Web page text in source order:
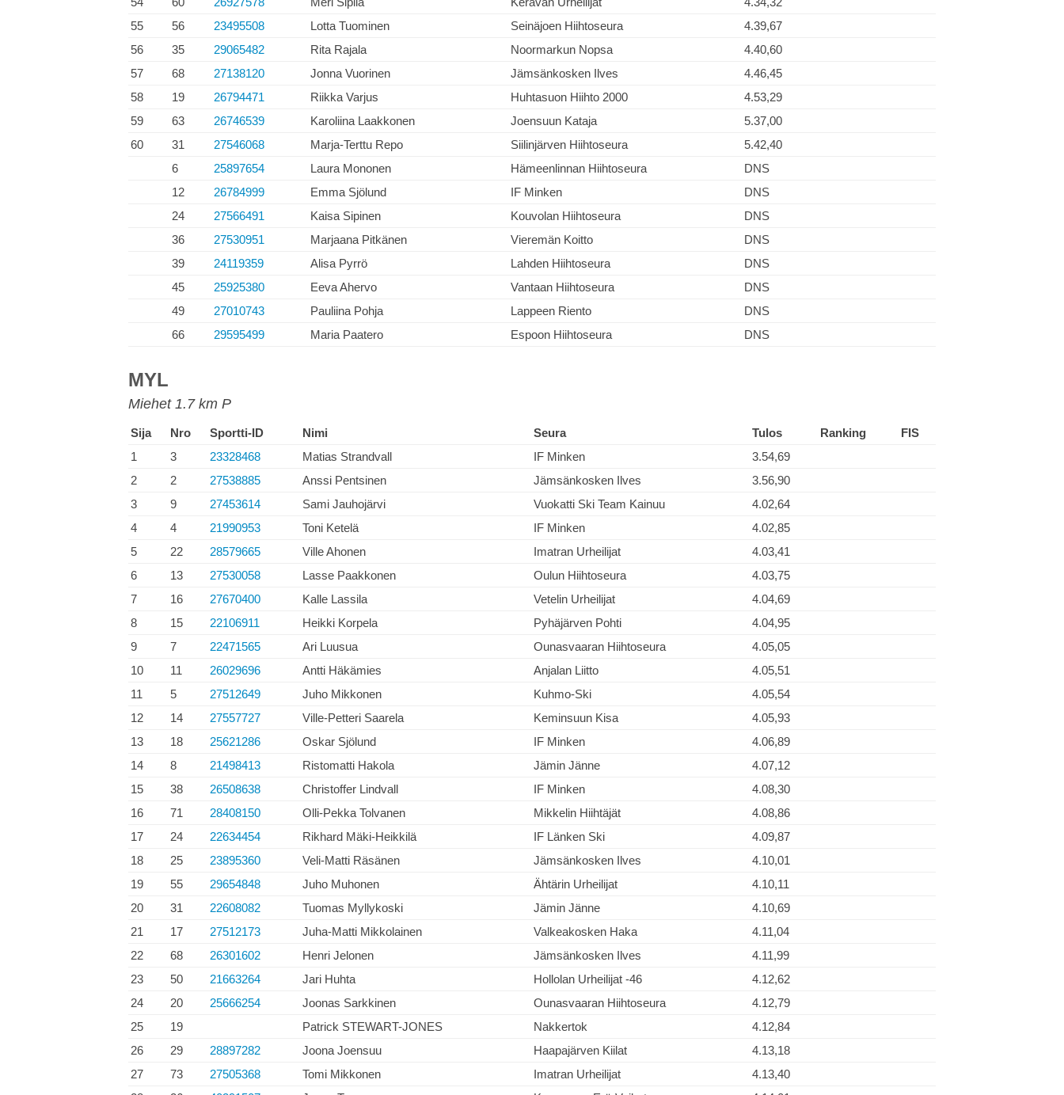
55
56 23495508 Lotta Tuominen Seinäjoen Hiihtoseura
4.39,67
56
35 29065482 Rita Rajala Noormarkun Nopsa
4.40,60
57
68 27138120 Jonna Vuorinen Jämsänkosken Ilves
4.46,45
58
19 26794471 Riikka Varjus Huhtasuon Hiihto 2000
4.53,29
59
63 26746539 Karoliina Laakkonen Joensuun Kataja
5.37,00
60
31 27546068 Marja-Terttu Repo Siilinjärven Hiihtoseura
5.42,40
6
25897654 Laura Mononen Hämeenlinnan Hiihtoseura
DNS
12
26784999 Emma Sjölund IF Minken
DNS
24
27566491 Kaisa Sipinen Kouvolan Hiihtoseura
DNS
36
27530951 Marjaana Pitkänen Vieremän Koitto
DNS
39
24119359 Alisa Pyrrö Lahden Hiihtoseura
DNS
45
25925380 Eeva Ahervo Vantaan Hiihtoseura
DNS
49
27010743 Pauliina Pohja Lappeen Riento
DNS
66
29595499 Maria Paatero Espoon Hiihtoseura DNS
MYL
Miehet 1.7 km P
Sija Nro Sportti-ID Nimi Seura Tulos Ranking
FIS
1
3 23328468 Matias Strandvall IF Minken
3.54,69
2
2 27538885 Anssi Pentsinen Jämsänkosken Ilves
3.56,90
3
9 27453614 Sami Jauhojärvi Vuokatti Ski Team Kainuu
4.02,64
4
4 21990953 Toni Ketelä IF Minken
4.02,85
5
22 28579665 Ville Ahonen Imatran Urheilijat
4.03,41
6
13 27530058 Lasse Paakkonen Oulun Hiihtoseura
4.03,75
7
16 27670400 Kalle Lassila Vetelin Urheilijat
4.04,69
8
15 22106911 Heikki Korpela Pyhäjärven Pohti
4.04,95
9
7 22471565 Ari Luusua Ounasvaaran Hiihtoseura
4.05,05
10
11 26029696 Antti Häkämies Anjalan Liitto
4.05,51
11
5 27512649 Juho Mikkonen Kuhmo-Ski
4.05,54
12
14 27557727 Ville-Petteri Saarela Keminsuun Kisa
4.05,93
13
18 25621286 Oskar Sjölund IF Minken
4.06,89
14
8 21498413 Ristomatti Hakola Jämin Jänne
4.07,12
15
38 26508638 Christoffer Lindvall IF Minken
4.08,30
16
71 28408150 Olli-Pekka Tolvanen Mikkelin Hiihtäjät
4.08,86
17
24 22634454 Rikhard Mäki-Heikkilä IF Länken Ski
4.09,87
18
25 23895360 Veli-Matti Räsänen Jämsänkosken Ilves
4.10,01
19
55 29654848 Juho Muhonen Ähtärin Urheilijat
4.10,11
20
31 22608082 Tuomas Myllykoski Jämin Jänne
4.10,69
21
17 27512173 Juha-Matti Mikkolainen Valkeakosken Haka
4.11,04
22
68 26301602 Henri Jelonen Jämsänkosken Ilves
4.11,99
23
50 21663264 Jari Huhta Hollolan Urheilijat -46
4.12,62
24
20 25666254 Joonas Sarkkinen Ounasvaaran Hiihtoseura
4.12,79
25
19 Patrick STEWART-JONES Nakkertok
4.12,84
26
29 28897282 Joona Joensuu Haapajärven Kiilat
4.13,18
27
73 27505368 Tomi Mikkonen Imatran Urheilijat
4.13,40